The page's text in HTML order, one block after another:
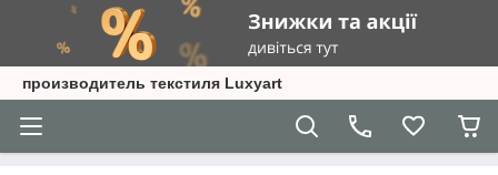
производитель текстиля Luxyart